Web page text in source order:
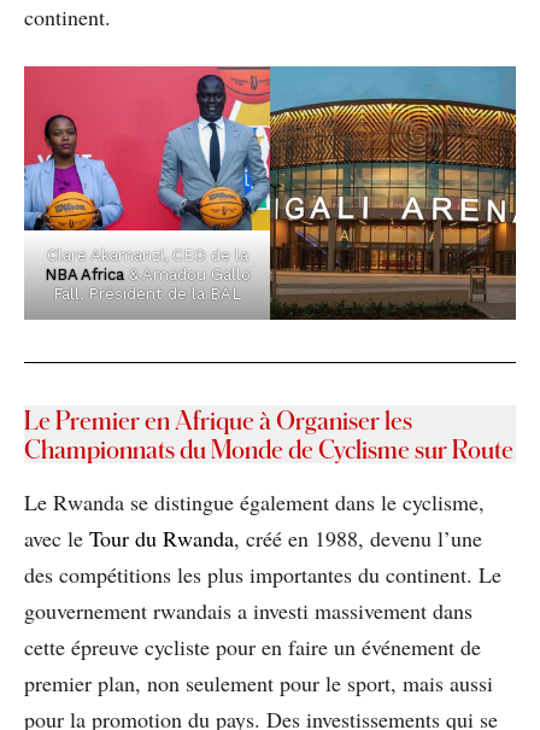
continent.
Clare Akamanzi, CEO de la
NBA Africa& Amadou Gallo
Fall, Président de la BAL
Le Premier en Afrique à Organiser les
Championnats du Monde de Cyclisme sur Route
Le Rwanda se distingue également dans le cyclisme,
avec le Tour du Rwanda, créé en 1988, devenu l’une
des compétitions les plus importantes du continent. Le
gouvernement rwandais a investi massivement dans
cette épreuve cycliste pour en faire un événement de
premier plan, non seulement pour le sport, mais aussi
pour la promotion du pays. Des investissements qui se